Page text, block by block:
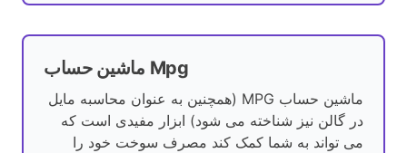
ماشین حساب Mpg
ماشین حساب MPG (همچنین به عنوان محاسبه مایل
در گالن نیز شناخته می شود) ابزار مفیدی است که
می تواند به شما کمک کند مصرف سوخت خود را